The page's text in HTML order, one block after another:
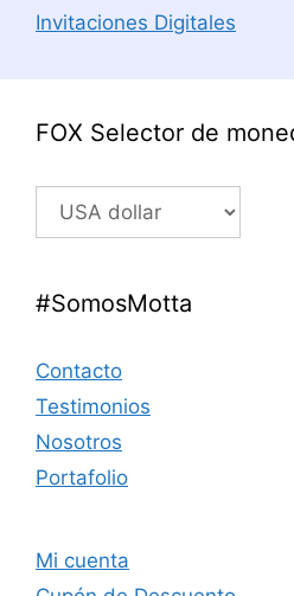
Invitaciones Digitales
FOX Selector de
#SomosMotta
Contacto
Testimonios
Nosotros
Portafolio
Mi cuenta